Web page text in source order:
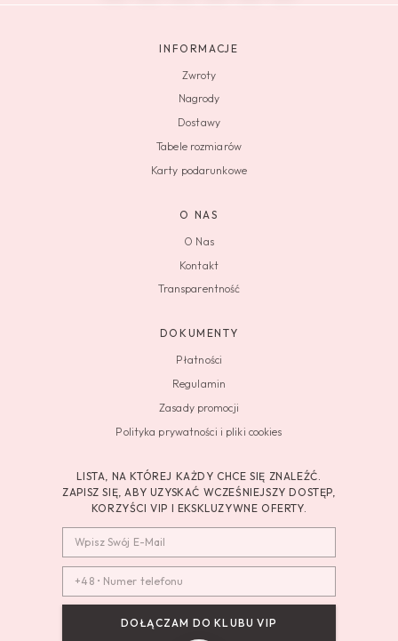
INFORMACJE
Zwroty
Nagrody
Dostawy
Tabele rozmiarów
Karty podarunkowe
O NAS
O Nas
Kontakt
Transparentność
DOKUMENTY
Płatności
Regulamin
Zasady promocji
Polityka prywatności i pliki cookies
LISTA, NA KTÓREJ KAŻDY CHCE SIĘ ZNALEŹĆ.
ZAPISZ SIĘ, ABY UZYSKAĆ WCZEŚNIEJSZY DOSTĘP,
KORZYŚCI VIP I EKSKLUZYWNE OFERTY.
DOŁĄCZAM DO KLUBU VIP